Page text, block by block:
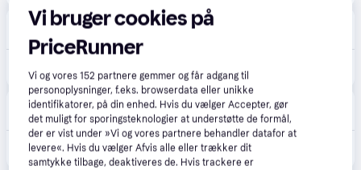
Outnorth
tinybuddy.eu
Laveste pris·59 kr. fragt
Langdistance-støvle 4-pak - M
Vi bruger cookies på
PriceRunner
Vi og vores152 partnere gemmer og får adgang til
personoplysninger, f.eks. browserdata eller unikke
identifikatorer, på din enhed. Hvis du vælger Accepter, gør
det muligt for sporingsteknologier at understøtte de formål,
der er vist under »Vi og vores partnere behandler datafor at
levere«. Hvis du vælger Afvis alle eller trækker dit
samtykke tilbage, deaktiveres de. Hvis trackere er